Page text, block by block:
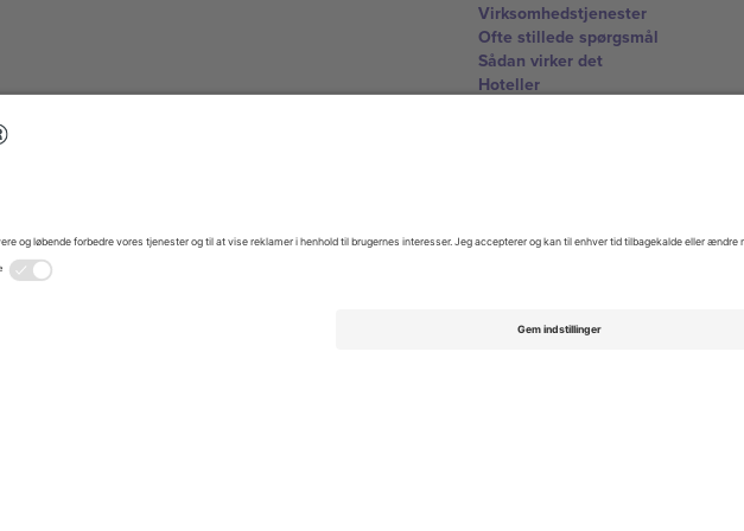
Virksomhedstjenester
Ofte stillede spørgsmål
Sådan virker det
Hoteller